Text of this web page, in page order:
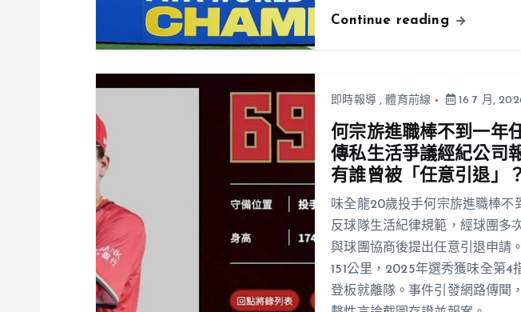
Continue reading
即時報導,體育前線 16 7 月,
何宗旂進職棒不到一年
傳私生活爭議經紀公
有誰曾被「任意引退」？
味全龍20歲投手何宗旂進職棒不
反球隊生活紀律規範，經球團多
與球團協商後提出任意引退申請
151公里，2025年選秀獲味全第4
登板就離隊。事件引發網路傳聞